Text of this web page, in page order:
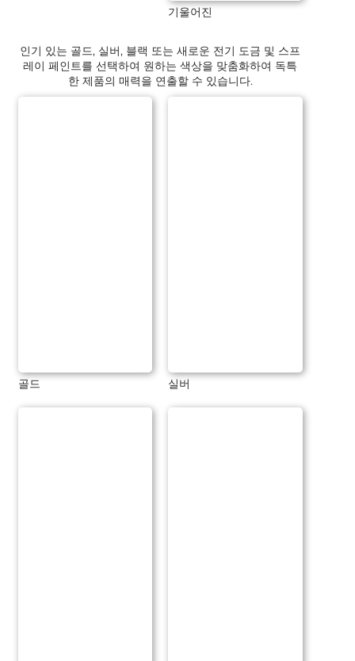
기울어진
인기 있는 골드, 실버, 블랙 또는 새로운 전기 도금 및 스프
레이 페인트를 선택하여 원하는 색상을 맞춤화하여 독특
한 제품의 매력을 연출할 수 있습니다.
골드 실버